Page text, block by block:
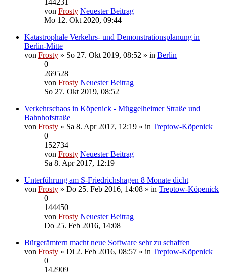
von Frosty Neuester Beitrag
Mo 12. Okt 2020, 09:44
Katastrophale Verkehrs- und Demonstrationsplanung in
Berlin-Mitte
von Frosty » So 27. Okt 2019, 08:52 » in Berlin
0
269528
von Frosty Neuester Beitrag
So 27. Okt 2019, 08:52
Verkehrschaos in Köpenick - Müggelheimer Straße und
Bahnhofstraße
von Frosty » Sa 8. Apr 2017, 12:19 » in Treptow-Köpenick
0
152734
von Frosty Neuester Beitrag
Sa 8. Apr 2017, 12:19
Unterführung am S-Friedrichshagen 8 Monate dicht
von Frosty » Do 25. Feb 2016, 14:08 » in Treptow-Köpenick
0
144450
von Frosty Neuester Beitrag
Do 25. Feb 2016, 14:08
Bürgerämtern macht neue Software sehr zu schaffen
von Frosty » Di 2. Feb 2016, 08:57 » in Treptow-Köpenick
0
142909